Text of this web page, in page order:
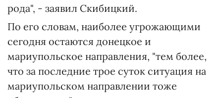
рода", - заявил Скибицкий.
По его словам, наиболее угрожающими
сегодня остаются донецкое и
мариупольское направления, "тем более,
что за последние трое суток ситуация на
мариупольском направлении тоже